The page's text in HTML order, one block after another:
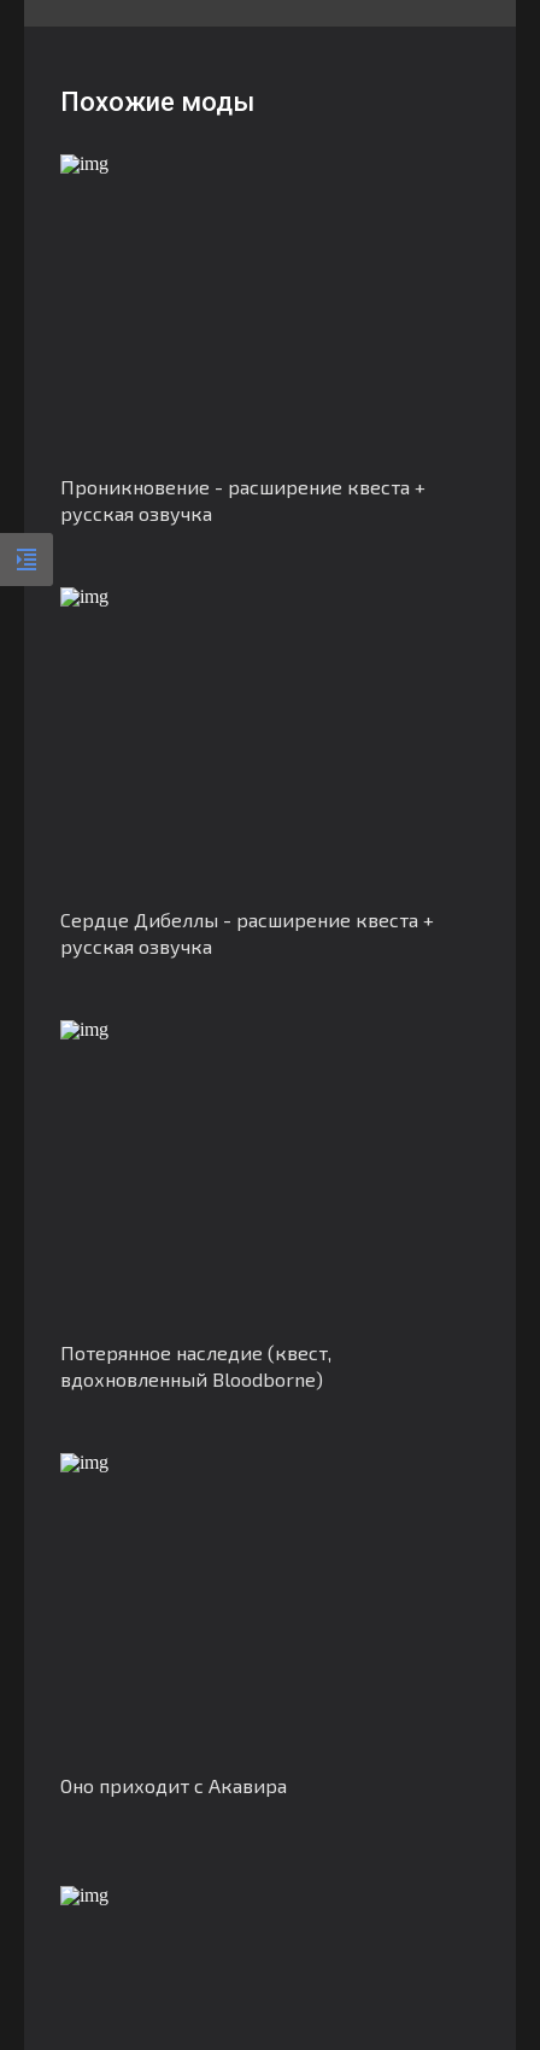
Похожие моды
Проникновение - расширение квеста +
русская озвучка
Сердце Дибеллы - расширение квеста +
русская озвучка
Потерянное наследие (квест,
вдохновленный Bloodborne)
Оно приходит с Акавира